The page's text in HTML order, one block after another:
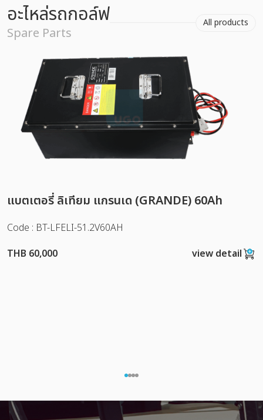
อะไหล่รถกอล์ฟ
Spare Parts
All products
แบตเตอรี่ ลิเทียม แกรนเด (GRANDE) 60Ah
Code : BT-LFELI-51.2V60AH
THB 60,000
view detail